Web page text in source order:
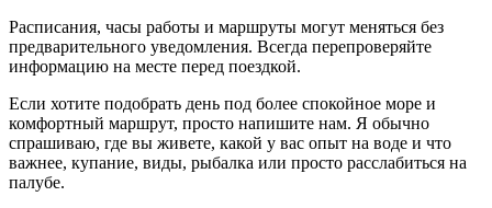
Расписания, часы работы и маршруты могут меняться без
предварительного уведомления. Всегда перепроверяйте
информацию на месте перед поездкой.
Если хотите подобрать день под более спокойное море и
комфортный маршрут, просто напишите нам. Я обычно
спрашиваю, где вы живете, какой у вас опыт на воде и что
важнее, купание, виды, рыбалка или просто расслабиться на
палубе.